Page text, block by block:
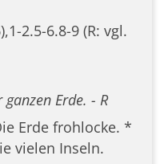
2.5-6.8-9 (R: vgl.
Erde. - R
Erde frohlocke. *
vielen Inseln.